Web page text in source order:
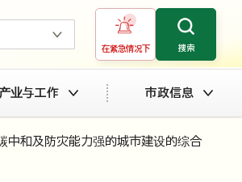
在紧急情况下 搜索
产业与工作 市政信息
中和及防灾能力强的城市建设的综合